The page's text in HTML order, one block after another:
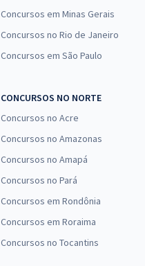
Concursos em Minas Gerais
Concursos no Rio de Janeiro
Concursos em São Paulo
CONCURSOS NO NORTE
Concursos no Acre
Concursos no Amazonas
Concursos no Amapá
Concursos no Pará
Concursos em Rondônia
Concursos em Roraima
Concursos no Tocantins